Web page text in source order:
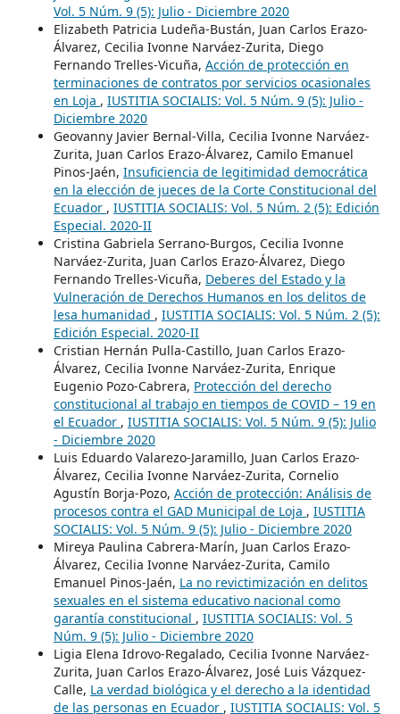
Vol. 5 Núm. 9 (5): Julio - Diciembre 2020
Elizabeth Patricia Ludeña-Bustán, Juan Carlos Erazo-
Álvarez, Cecilia Ivonne Narváez-Zurita, Diego
Fernando Trelles-Vicuña, Acción de protección en
terminaciones de contratos por servicios ocasionales
en Loja , IUSTITIA SOCIALIS: Vol. 5 Núm. 9 (5): Julio -
Diciembre 2020
Geovanny Javier Bernal-Villa, Cecilia Ivonne Narváez-
Zurita, Juan Carlos Erazo-Álvarez, Camilo Emanuel
Pinos-Jaén, Insuficiencia de legitimidad democrática
en la elección de jueces de la Corte Constitucional del
Ecuador , IUSTITIA SOCIALIS: Vol. 5 Núm. 2 (5): Edición
Especial. 2020-II
Cristina Gabriela Serrano-Burgos, Cecilia Ivonne
Narváez-Zurita, Juan Carlos Erazo-Álvarez, Diego
Fernando Trelles-Vicuña, Deberes del Estado y la
Vulneración de Derechos Humanos en los delitos de
lesa humanidad , IUSTITIA SOCIALIS: Vol. 5 Núm. 2 (5):
Edición Especial. 2020-II
Cristian Hernán Pulla-Castillo, Juan Carlos Erazo-
Álvarez, Cecilia Ivonne Narváez-Zurita, Enrique
Eugenio Pozo-Cabrera, Protección del derecho
constitucional al trabajo en tiempos de COVID – 19 en
el Ecuador , IUSTITIA SOCIALIS: Vol. 5 Núm. 9 (5): Julio
- Diciembre 2020
Luis Eduardo Valarezo-Jaramillo, Juan Carlos Erazo-
Álvarez, Cecilia Ivonne Narváez-Zurita, Cornelio
Agustín Borja-Pozo, Acción de protección: Análisis de
procesos contra el GAD Municipal de Loja , IUSTITIA
SOCIALIS: Vol. 5 Núm. 9 (5): Julio - Diciembre 2020
Mireya Paulina Cabrera-Marín, Juan Carlos Erazo-
Álvarez, Cecilia Ivonne Narváez-Zurita, Camilo
Emanuel Pinos-Jaén, La no revictimización en delitos
sexuales en el sistema educativo nacional como
garantía constitucional , IUSTITIA SOCIALIS: Vol. 5
Núm. 9 (5): Julio - Diciembre 2020
Ligia Elena Idrovo-Regalado, Cecilia Ivonne Narváez-
Zurita, Juan Carlos Erazo-Álvarez, José Luis Vázquez-
Calle, La verdad biológica y el derecho a la identidad
de las personas en Ecuador , IUSTITIA SOCIALIS: Vol. 5